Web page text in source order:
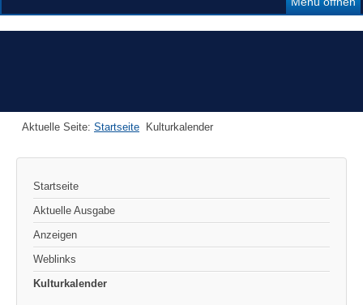
Aktuelle Seite: Startseite Kulturkalender
Startseite
Aktuelle Ausgabe
Anzeigen
Weblinks
Kulturkalender